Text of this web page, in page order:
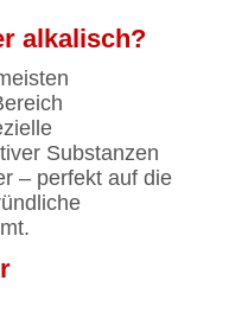
alkalisch?
Substanzen
– perfekt auf die